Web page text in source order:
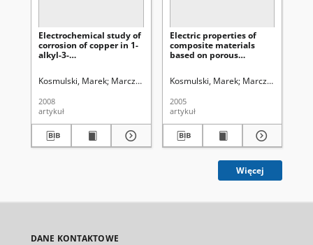
Electrochemical study of
corrosion of copper in 1-
alkyl-3-
Kosmulski, Marek Marczewska-Boczkowska, Krystyna Olchowik, Jan
2008
artykuł
Electric properties of
composite materials
based on porous
Kosmulski, Marek Marczewska-
2005
artykuł
Więcej
DANE KONTAKTOWE